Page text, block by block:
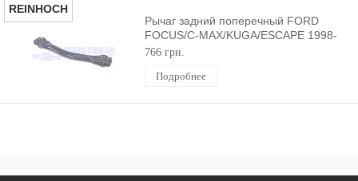
REINHOCH
Рычаг задний поперечный FORD
FOCUS/C-MAX/KUGA/ESCAPE 1998-
2020 REINHOCH
766 грн.
Подробнее